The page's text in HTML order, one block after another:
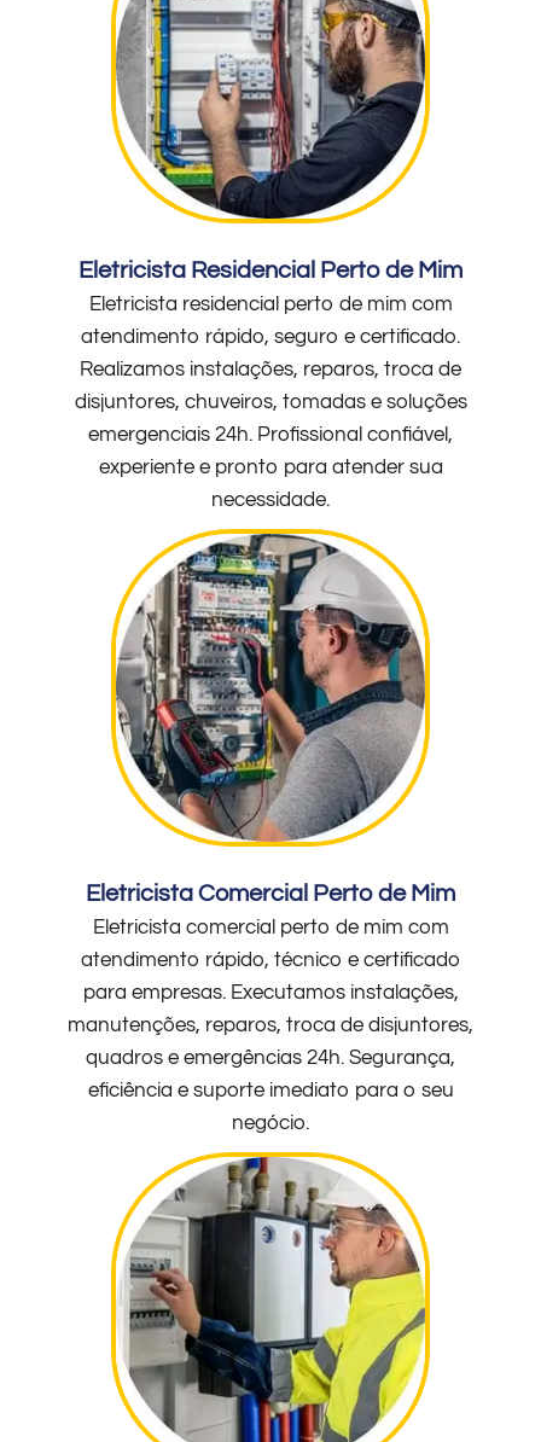
Eletricista Residencial Perto de Mim
Eletricista residencial perto de mim com
atendimento rápido, seguro e certificado.
Realizamos instalações, reparos, troca de
disjuntores, chuveiros, tomadas e soluções
emergenciais 24h. Profissional confiável,
experiente e pronto para atender sua
necessidade.
Eletricista Comercial Perto de Mim
Eletricista comercial perto de mim com
atendimento rápido, técnico e certificado
para empresas. Executamos instalações,
manutenções, reparos, troca de disjuntores,
quadros e emergências 24h. Segurança,
eficiência e suporte imediato para o seu
negócio.